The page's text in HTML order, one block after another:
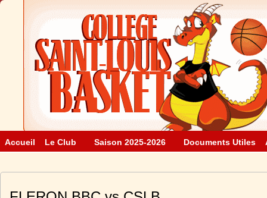
Accueil Le Club Saison 2025-2026 Documents Utiles